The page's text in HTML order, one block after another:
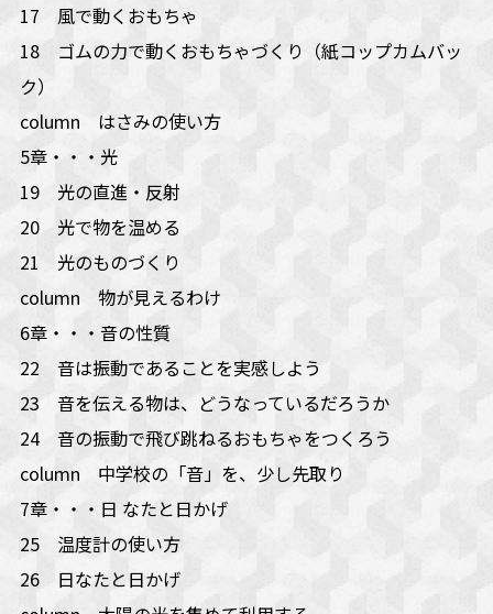
17 風で動くおもちゃ
18 ゴムの力で動くおもちゃづくり（紙コップカムバッ
ク）
column はさみの使い方
5章・・・光
19 光の直進・反射
20 光で物を温める
21 光のものづくり
column 物が見えるわけ
6章・・・音の性質
22 音は振動であることを実感しよう
23 音を伝える物は、どうなっているだろうか
24 音の振動で飛び跳ねるおもちゃをつくろう
column 中学校の「音」を、少し先取り
7章・・・日 なたと日かげ
25 温度計の使い方
26 日なたと日かげ